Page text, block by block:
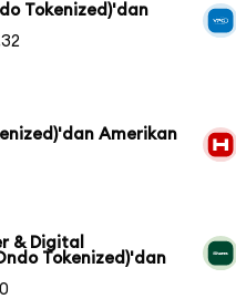
Tokenized)'dan
Amerikan
& Digital
Tokenized)'dan